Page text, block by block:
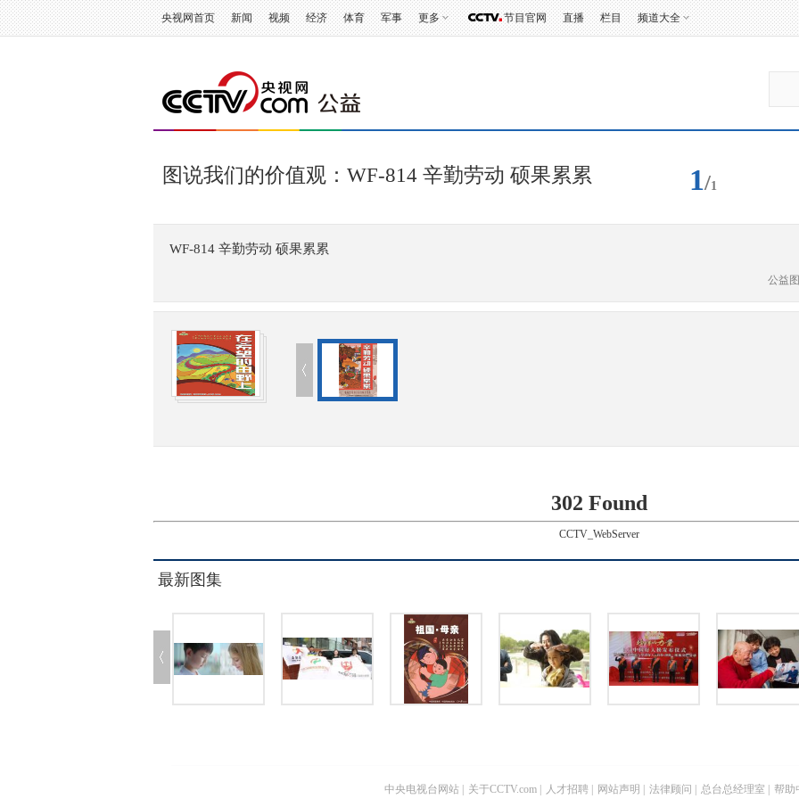
央视网首页 新闻 视频 经济 体育 军事 更多 节目官网 直播 栏目 频道大全
图说我们的价值观：WF-814 辛勤劳动 硕果累累 1/1
WF-814 辛勤劳动 硕果累累
公益
302 Found
CCTV_WebServer
最新图集
中央电视台网站 关于CCTV.com 人才招聘 网站声明 法律顾问 总台总经理室 帮助